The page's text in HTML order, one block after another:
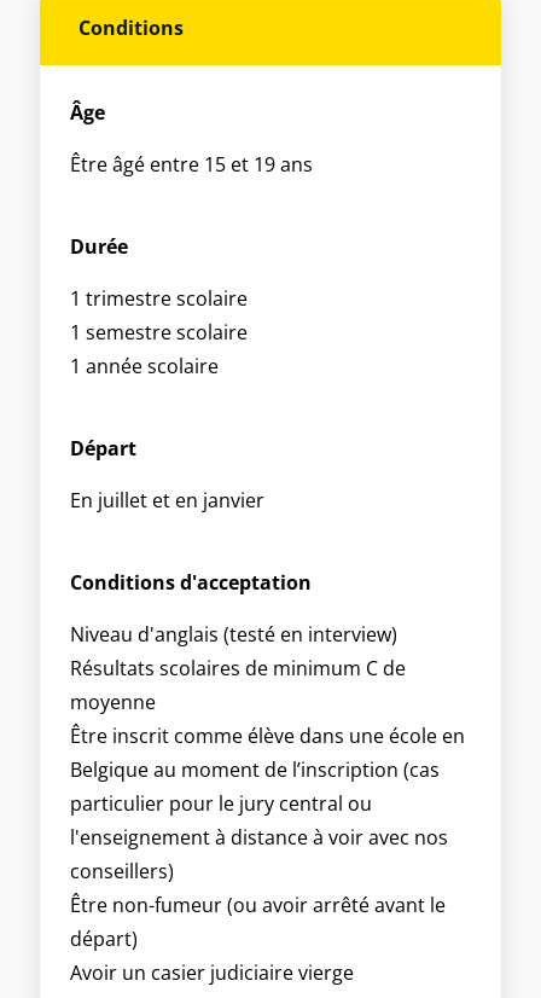
Conditions
Âge
Être âgé entre 15 et 19 ans
Durée
1 trimestre scolaire
1 semestre scolaire
1 année scolaire
Départ
En juillet et en janvier
Conditions d'acceptation
Niveau d'anglais (testé en interview)
Résultats scolaires de minimum C de
moyenne
Être inscrit comme élève dans une école en
Belgique au moment de l’inscription (cas
particulier pour le jury central ou
l'enseignement à distance à voir avec nos
conseillers)
Être non-fumeur (ou avoir arrêté avant le
départ)
Avoir un casier judiciaire vierge